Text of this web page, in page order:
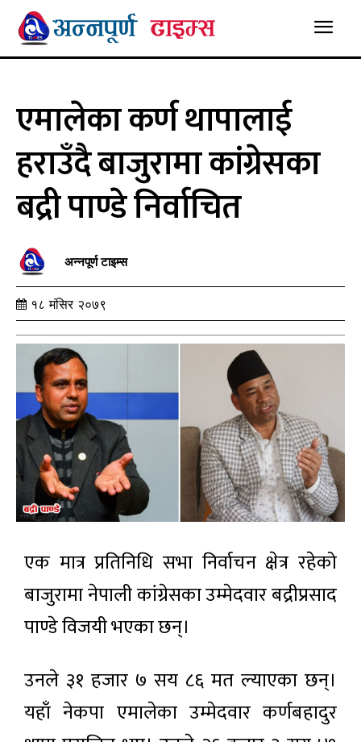
एमालेका कर्ण थापालाई
हराउँदै बाजुरामा कांग्रेसका
बद्री पाण्डे निर्वाचित
अन्नपूर्ण टाइम्स
१८ मंसिर २०७९
एक मात्र प्रतिनिधि सभा निर्वाचन क्षेत्र रहेको
बाजुरामा नेपाली कांग्रेसका उम्मेदवार बद्रीप्रसाद
पाण्डे विजयी भएका छन्।
उनले ३१ हजार ७ सय ८६ मत ल्याएका छन्।
यहाँ नेकपा एमालेका उम्मेदवार कर्णबहादुर